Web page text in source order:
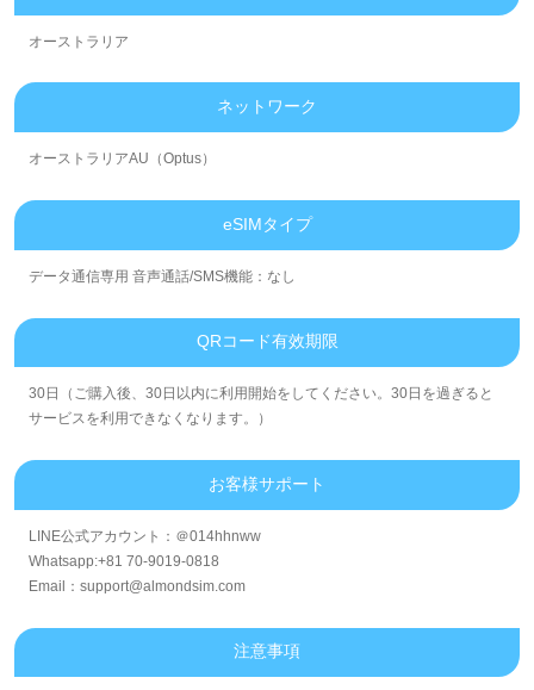
オーストラリア
ネットワーク
オーストラリアAU（Optus）
eSIMタイプ
データ通信専用 音声通話/SMS機能：なし
QRコード有效期限
30日（ご購入後、30日以内に利用開始をしてください。30日を過ぎると
サービスを利用できなくなります。）
お客様サポート
LINE公式アカウント：＠014hhnww
Whatsapp:+81 70-9019-0818
Email：support@almondsim.com
注意事項